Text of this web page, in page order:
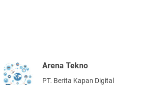
Arena Tekno
PT. Berita Kapan Digital